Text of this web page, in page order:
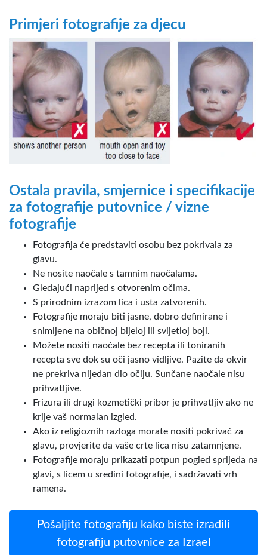
Primjeri fotografije za djecu
Ostala pravila, smjernice i specifikacije
za fotografije putovnice / vizne
fotografije
Fotografija će predstaviti osobu bez pokrivala za
glavu.
Ne nosite naočale s tamnim naočalama.
Gledajući naprijed s otvorenim očima.
S prirodnim izrazom lica i usta zatvorenih.
Fotografije moraju biti jasne, dobro definirane i
snimljene na običnoj bijeloj ili svijetloj boji.
Možete nositi naočale bez recepta ili toniranih
recepta sve dok su oči jasno vidljive. Pazite da okvir
ne prekriva nijedan dio očiju. Sunčane naočale nisu
prihvatljive.
Frizura ili drugi kozmetički pribor je prihvatljiv ako ne
krije vaš normalan izgled.
Ako iz religioznih razloga morate nositi pokrivač za
glavu, provjerite da vaše crte lica nisu zatamnjene.
Fotografije moraju prikazati potpun pogled sprijeda na
glavi, s licem u sredini fotografije, i sadržavati vrh
ramena.
Pošaljite fotografiju kako biste izradili
fotografiju putovnice za Izrael